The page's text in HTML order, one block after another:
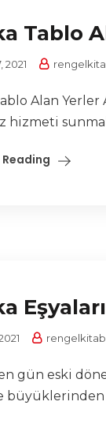
Tablo
2021
Alan Yerler
hizmeti
gün eski
büyüklerinden